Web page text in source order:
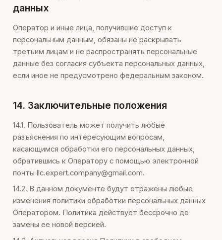
данных
Оператор и иные лица, получившие доступ к
персональным данным, обязаны не раскрывать
третьим лицам и не распространять персональные
данные без согласия субъекта персональных данных,
если иное не предусмотрено федеральным законом.
14. Заключительные положения
14.1. Пользователь может получить любые
разъяснения по интересующим вопросам,
касающимся обработки его персональных данных,
обратившись к Оператору с помощью электронной
почты llc.expert.company@gmail.com.
14.2. В данном документе будут отражены любые
изменения политики обработки персональных данных
Оператором. Политика действует бессрочно до
замены ее новой версией.